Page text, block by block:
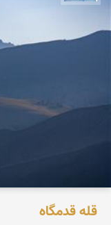
قله قدمگاه